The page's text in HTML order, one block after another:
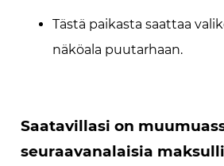
Tästä paikasta saattaa
näköala puutarhaan.
Saatavillasi on
seuraavanalaisia